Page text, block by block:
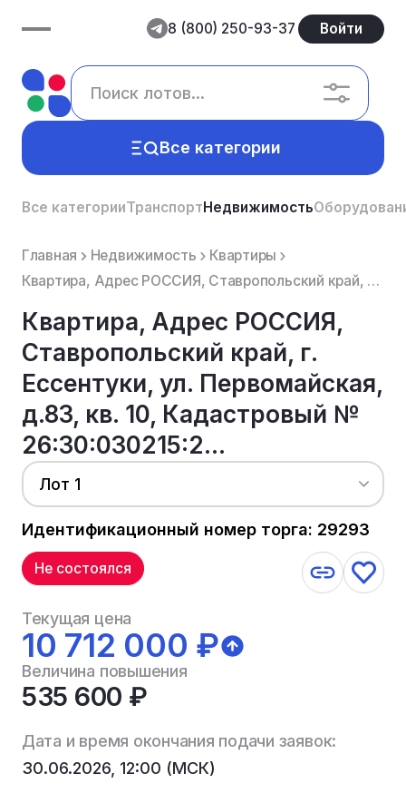
8 (800) 250-93-37 Войти
Все категории
Все категорииТранспортНедвижимость
Главная Недвижимость
Квартиры
Квартира, Адрес РОССИЯ, Ставропольский край, г. Ессентуки, ул. Первомайская, д.83, кв. 10, Кадастро...
Квартира, Адрес РОССИЯ,
Ставропольский край, г.
Ессентуки, ул. Первомайская,
д.83, кв. 10, Кадастровый №
26:30:030215:2...
Лот 1
Идентификационный номер торга: 29293
Не состоялся
Текущая цена
10 712 000 ₽
Величина повышения
535 600 ₽
Дата и время окончания подачи заявок:
30.06.2026, 12:00 (МСК)